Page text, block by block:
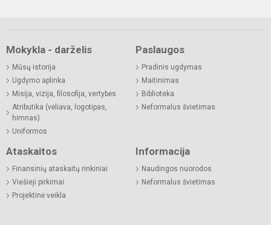
Mokykla - darželis
Mūsų istorija
Ugdymo aplinka
Misija, vizija, filosofija, vertybės
Atributika (vėliava, logotipas,
himnas)
Uniformos
Paslaugos
Pradinis ugdymas
Maitinimas
Biblioteka
Neformalus švietimas
Ataskaitos
Finansinių ataskaitų rinkiniai
Viešieji pirkimai
Projektinė veikla
Informacija
Naudingos nuorodos
Neformalus švietimas